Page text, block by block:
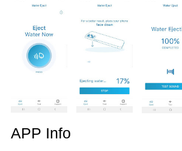
емуляційний двигун може
потенціал вашого ПК, зробити все
приємним.
APP Info